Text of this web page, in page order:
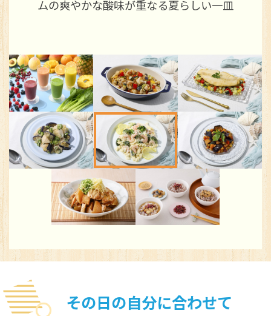
※You will be redirected to Choice Hotel International official
clicking each hotel name.
Rates and the membership program differ from Japanese website.
Global Site
You can see the FAQ as follows.
Close
ムの爽やかな酸味が重なる夏らしい一皿
その日の自分に合わせて